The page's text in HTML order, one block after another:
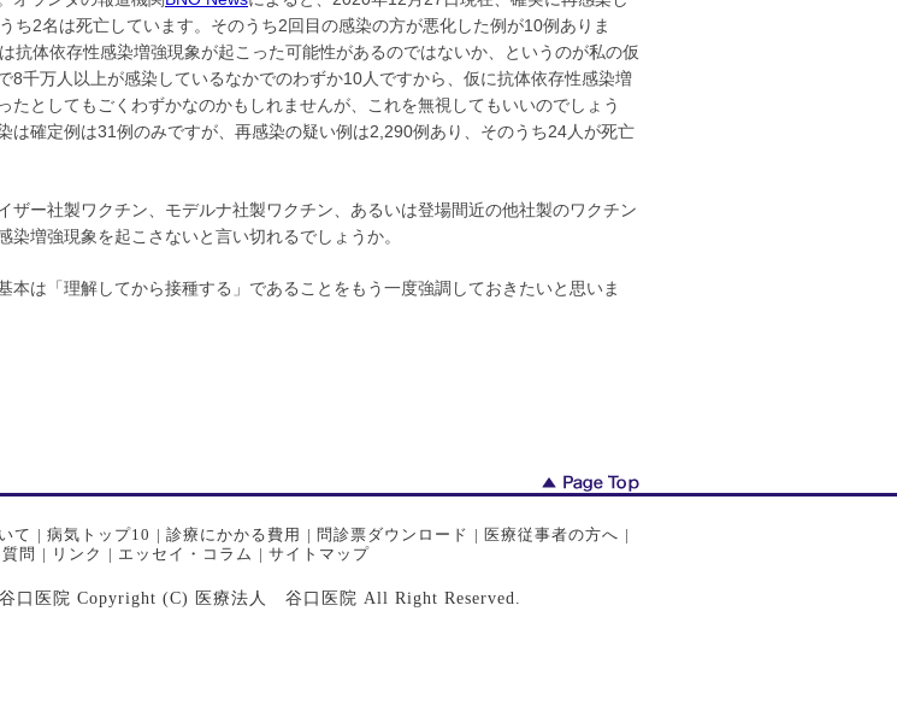
ち2名は死亡しています。そのうち2回目の感染の方が悪化した例が10例ありま
抗体依存性感染増強現象が起こった可能性があるのではないか、というのが私の仮
8千万人以上が感染しているなかでのわずか10人ですから、仮に抗体依存性感染増
たとしてもごくわずかなのかもしれませんが、これを無視してもいいのでしょう
は確定例は31例のみですが、再感染の疑い例は2,290例あり、そのうち24人が死亡
ザー社製ワクチン、モデルナ社製ワクチン、あるいは登場間近の他社製のワクチン
染増強現象を起こさないと言い切れるでしょうか。
本は「理解してから接種する」であることをもう一度強調しておきたいと思いま
て | 病気トップ10 | 診療にかかる費用 | 問診票ダウンロード | 医療従事者の方へ |
問 | リンク | エッセイ・コラム | サイトマップ
口医院 Copyright (C) 医療法人 谷口医院 All Right Reserved.